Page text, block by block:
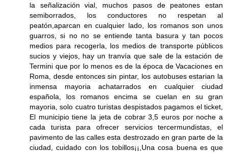
la señalización vial, muchos pasos de peatones estan
semiborrados, los conductores no respetan al
peatón,aparcan en cualquier lado, los romanos son unos
guarros, si no no se entiende tanta basura y tan pocos
medios para recogerla, los medios de transporte públicos
sucios y viejos, hay un tranvía que sale de la estación de
Termini que por lo menos es de la época de Vacaciones en
Roma, desde entonces sin pintar, los autobuses estarian la
inmensa mayoria achatarrados en cualquier ciudad
española, los romanos encima se cuelan en su gran
mayoria, solo cuatro turistas despistados pagamos el ticket,
El municipio tiene la jeta de cobrar 3,5 euros por noche a
cada turista para ofrecer servicios tercermundistas, el
pavimento de las calles esta destrozado en gran parte de la
ciudad, cuidado con los tobillos¡¡,Una cosa buena es que